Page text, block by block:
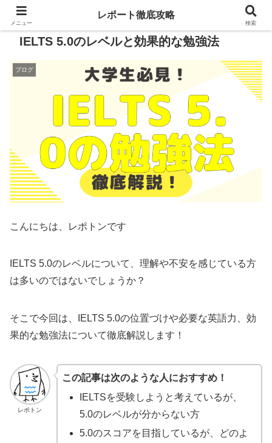
IELTS 5.0のレベルと効果的な勉強法
ブログ
こんにちは、レポトンです
IELTS 5.0のレベルについて、理解や不安を感じている方
は多いのではないでしょうか？
そこで今回は、IELTS 5.0の位置づけや必要な英語力、効
果的な勉強法について徹底解説します！
レポトン
この記事は次のような人におすすめ！
IELTSを受験しようと考えているが、
5.0のレベルが分からない方
5.0のスコアを目指しているが、どのよ
メニュー
レポート徹底攻略
検索